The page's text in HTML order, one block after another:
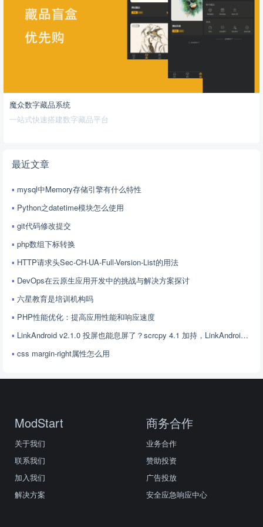
魔众数字藏品系统
一站式快速搭建数字藏品平台
最近文章
mysql中Memory存储引擎有什么特性
Python之datetime模块怎么使用
git代码修改提交
php数组下标转换
HTTP请求头Sec-CH-UA-Full-Version-List的用法
DevOps在云原生应用开发中的挑战与解决方案探讨
六星教育是培训机构吗
PHP性能优化：提高应用性能和响应速度
LinkAndroid v2.1.0 投屏也能息屏了？scrcpy 4.1 加持，LinkAndroid 让屏幕控制更随心
css margin-right属性怎么用
ModStart
关于我们
联系我们
加入我们
解决方案
商务合作
业务合作
赞助投资
广告投放
安全应急响应中心